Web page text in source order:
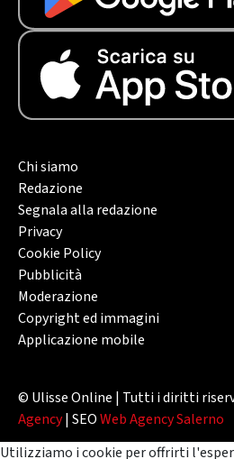
Chi siamo
Redazione
Segnala alla redazione
Privacy
Cookie Policy
Pubblicità
Moderazione
Copyright ed immagini
Applicazione mobile
© Ulisse Online | Tutti i diritti
Agency| SEOWeb Agency Salerno
Utilizziamo i cookie per offrirti